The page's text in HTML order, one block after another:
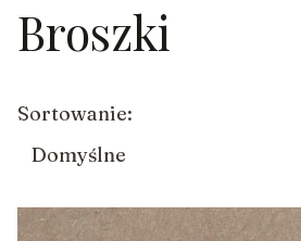
Koniec filtrów
Broszki
Lista produktów
Sortowanie:
Domyślne